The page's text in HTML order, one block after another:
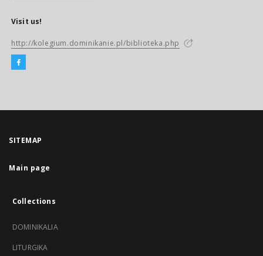
Visit us!
http://kolegium.dominikanie.pl/biblioteka.php
SITEMAP
Main page
Collections
DOMINIKALIA
LITURGIKA